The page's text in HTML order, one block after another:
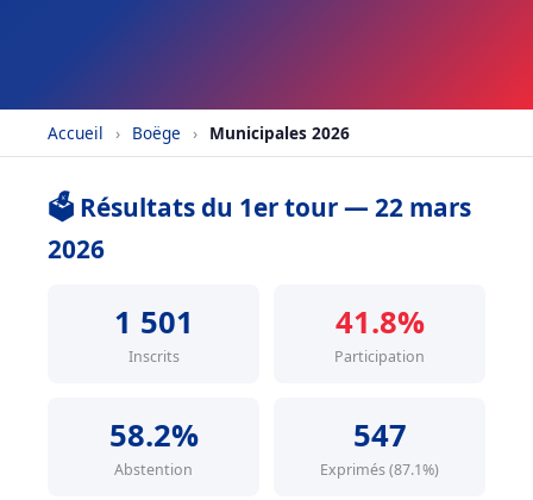
Accueil › Boëge › Municipales 2026
🗳️ Résultats du 1er tour — 22 mars
2026
1 501
Inscrits
41.8%
Participation
58.2%
Abstention
547
Exprimés (87.1%)